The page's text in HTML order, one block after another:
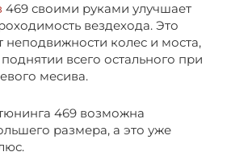
469 своими руками улучшает
вездехода. Это
неподвижности колес и моста,
всего остального при
месива.
469 возможна
размера, а это уже